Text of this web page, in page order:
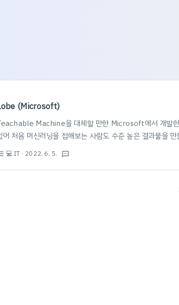
(Microsoft)
Machine을 대체할 만한 Microsoft에서 개발한
어 처음 머신러닝을 접해보는 사람도 수준 높은 결과물을
플릿에 넣어 사용하면 꽤 잘 만들어진 프로토타입을 볼 수
웹사이트 및 깃허브 참조. https://www.lobe.ai/ Lobe
that helps you train custom machine learning
💻 IT · 2022. 6. 5. textsms